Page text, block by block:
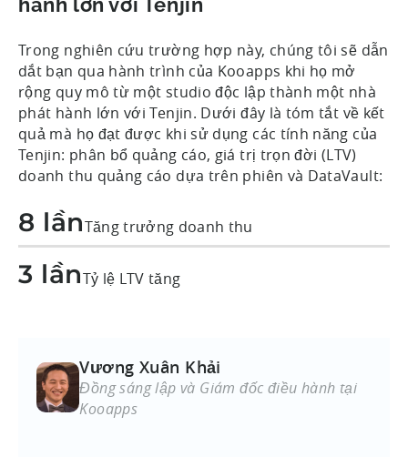
Trong nghiên cứu trường hợp này, chúng tôi sẽ dẫn
dắt bạn qua hành trình của Kooapps khi họ mở
rộng quy mô từ một studio độc lập thành một nhà
phát hành lớn với Tenjin. Dưới đây là tóm tắt về kết
quả mà họ đạt được khi sử dụng các tính năng của
Tenjin: phân bổ quảng cáo, giá trị trọn đời (LTV)
doanh thu quảng cáo dựa trên phiên và DataVault:
8 lầnTăng trưởng doanh thu
3 lầnTỷ lệ LTV tăng
Vương Xuân Khải
Đồng sáng lập và Giám đốc điều hành tại
Kooapps